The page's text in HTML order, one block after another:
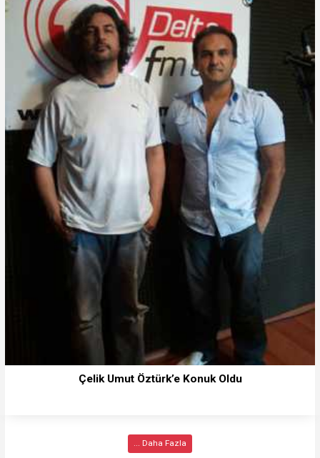
Çelik Umut Öztürk’e Konuk Oldu
... Daha Fazla